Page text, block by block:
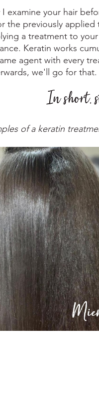
I examine your hair
the previously applied
a treatment to
Keratin works
agent with every
we'll go for that.
In short,
of a keratin